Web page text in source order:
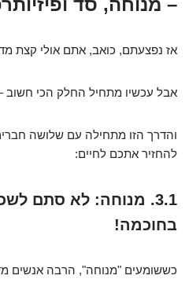
– מנוחה, סד
אז נפצעתם, כואב, אתם אולי קצת
אבל עכשיו מתחיל החלק הכי חשוב
והדרך הזו מתחילה עם שלושה
להחזיר אתכם לחיים:
3.1. מנוחה: לא סתם
בחוכמה!
כששומעים "מנוחה", הרבה אנשים